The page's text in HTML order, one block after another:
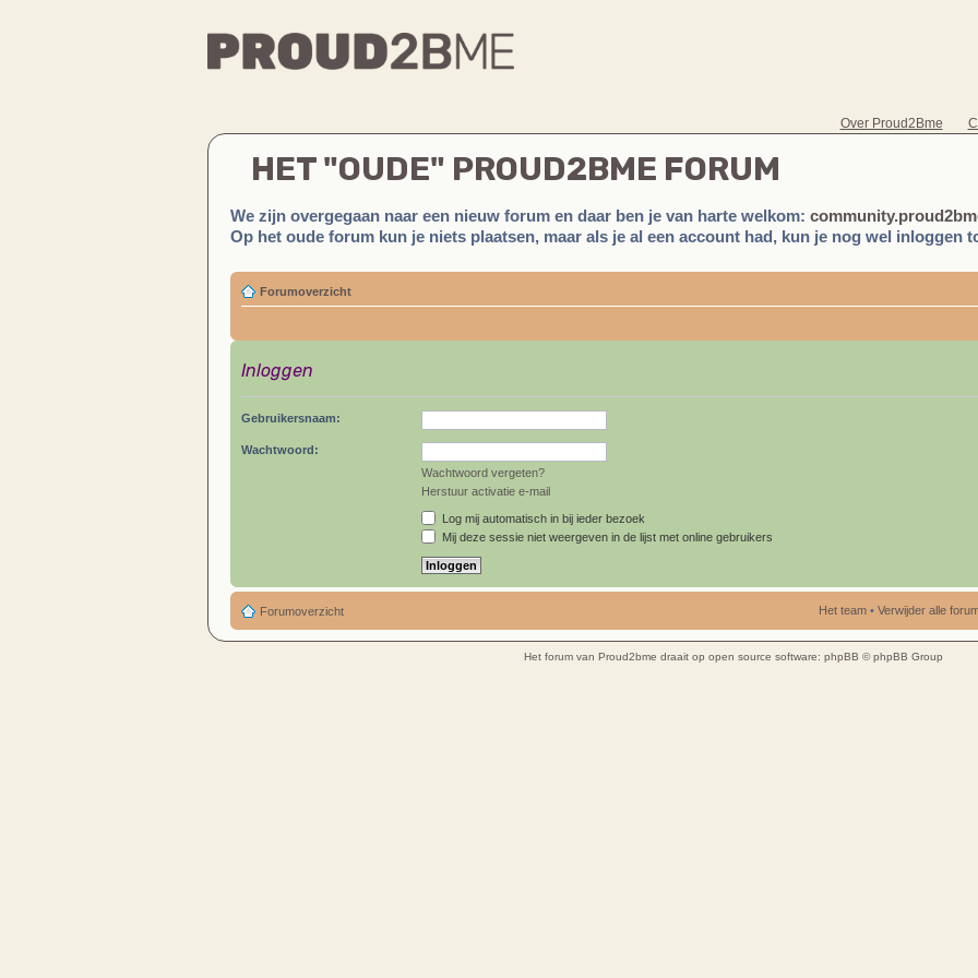
Over Proud2Bme
HET "OUDE" PROUD2BME FORUM
We zijn overgegaan naar een nieuw forum en daar ben je van harte welkom:
Op het oude forum kun je niets plaatsen, maar als je al een account had, kun je nog wel inloggen
Forumoverzicht
Inloggen
Gebruikersnaam:
Wachtwoord:
Wachtwoord vergeten?
Herstuur activatie e-mail
Log mij automatisch in bij ieder bezoek
Mij deze sessie niet weergeven in de lijst met online gebruikers
Forumoverzicht Het team• Verwijder alle
Het forum van Proud2bme draait op open source software: phpBB © phpBB Group